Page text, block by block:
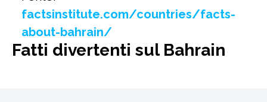
factsinstitute.com/countries/facts-
about-bahrain/
Fatti divertenti sul Bahrain